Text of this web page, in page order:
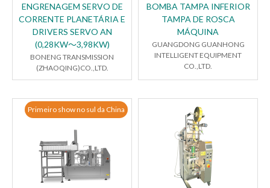
ENGRENAGEM SERVO DE
CORRENTE PLANETÁRIA E
DRIVERS SERVO AN
(0,28KW～3,98KW)
BONENG TRANSMISSION
(ZHAOQING)CO.,LTD.
BOMBA TAMPA INFERIOR
TAMPA DE ROSCA
MÁQUINA
GUANGDONG GUANHONG
INTELLIGENT EQUIPMENT
CO.,LTD.
Primeiro show no sul da China